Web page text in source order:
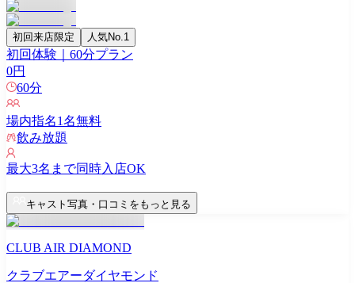
初回来店限定 人気No.1
初回体験｜60分プラン
0円
60分
場内指名1名無料
飲み放題
最大3名まで同時入店OK
キャスト写真・口コミをもっと見る
CLUB AIR DIAMOND
クラブエアーダイヤモンド